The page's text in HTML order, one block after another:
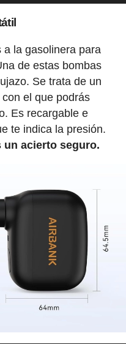
la gasolinera para
de estas bombas
Se trata de un
el que podrás
Es recargable e
te indica la presión.
un acierto seguro.